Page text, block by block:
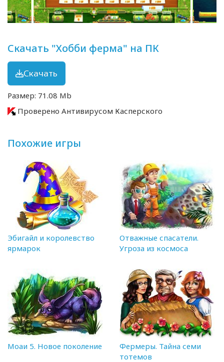
Скачать "Хобби ферма" на ПК
Скачать
Размер: 71.08 Mb
Проверено Антивирусом Касперского
Похожие игры
Эбигайл и королевство
ярмарок
Отважные спасатели.
Угроза из космоса
Моаи 5. Новое поколение
Фермеры. Тайна семи
тотемов